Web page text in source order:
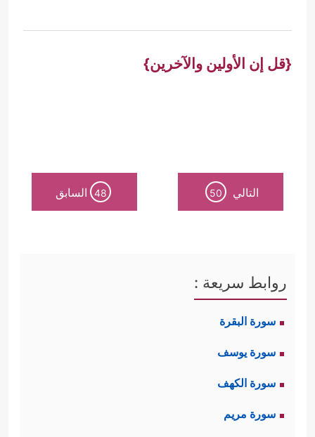
{قل إن الأولين والآخرين}
التالي 50
48 السابق
روابط سريعة :
سورة البقرة
سورة يوسف
سورة الكهف
سورة مريم